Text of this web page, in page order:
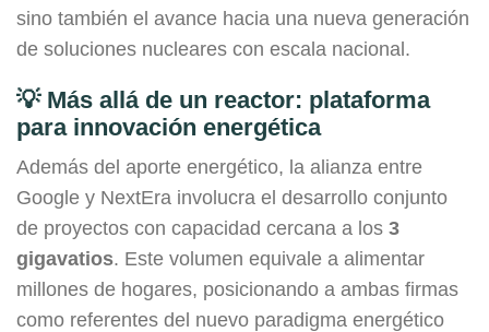
sino también el avance hacia una nueva generación
de soluciones nucleares con escala nacional.
💡 Más allá de un reactor: plataforma
para innovación energética
Además del aporte energético, la alianza entre
Google y NextEra involucra el desarrollo conjunto
de proyectos con capacidad cercana a los 3
gigavatios. Este volumen equivale a alimentar
millones de hogares, posicionando a ambas firmas
como referentes del nuevo paradigma energético